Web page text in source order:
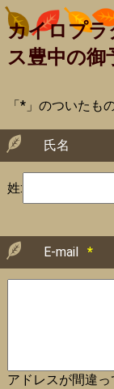
カイロプ
ス豊中の御
「*」のついたも
氏名
姓:
E-mail *
アドレスが間違っ